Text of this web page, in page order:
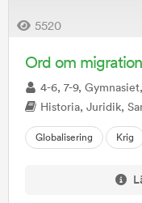
5520
Ord om
4-6, 7-9,
Historia, Juridik,
Globalisering Krig